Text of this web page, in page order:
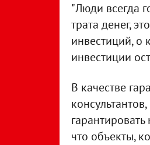
"Люди всегда
трата денег,
инвестиций, о
инвестиции
В качестве
что объекты,